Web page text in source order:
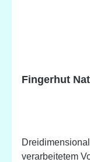
Fingerhut
verarbeitetem